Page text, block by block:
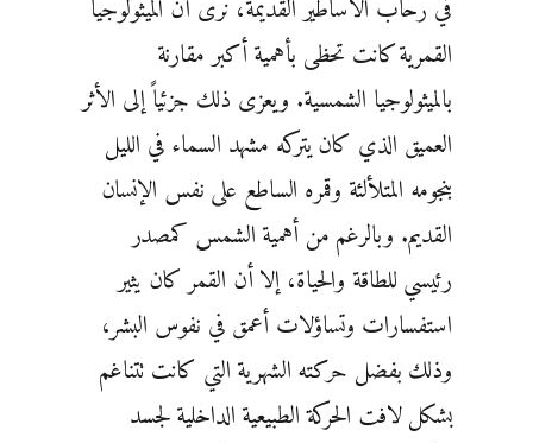
في رحاب الأساطير القديمة، نرى أن الميثولوجيا
القمرية كانت تحظى بأهمية أكبر مقارنة
بالميثولوجيا الشمسية. ويعزى ذلك جزئياً إلى الأثر
العميق الذي كان يتركه مشهد السماء في الليل
بنجومه المتلألئة وقمره الساطع على نفس الإنسان
القديم. وبالرغم من أهمية الشمس كمصدر
رئيسي للطاقة والحياة، إلا أن القمر كان يثير
استفسارات وتساؤلات أعمق في نفوس البشر،
وذلك بفضل حركته الشهرية التي كانت تتناغم
بشكل لافت الحركة الطبيعية الداخلية لجسد